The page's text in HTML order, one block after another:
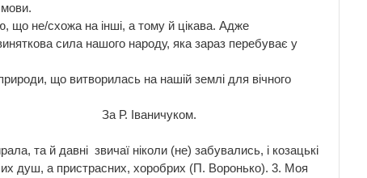
що не/схожа на інші, а тому й цікава. Адже
сила нашого народу, яка зараз перебуває у
що витворилась на нашій землі для вічного
та й давні звичаї ніколи (не) забувались, і козацькі
душ, а пристрасних, хоробрих (П. Воронько). 3. Моя